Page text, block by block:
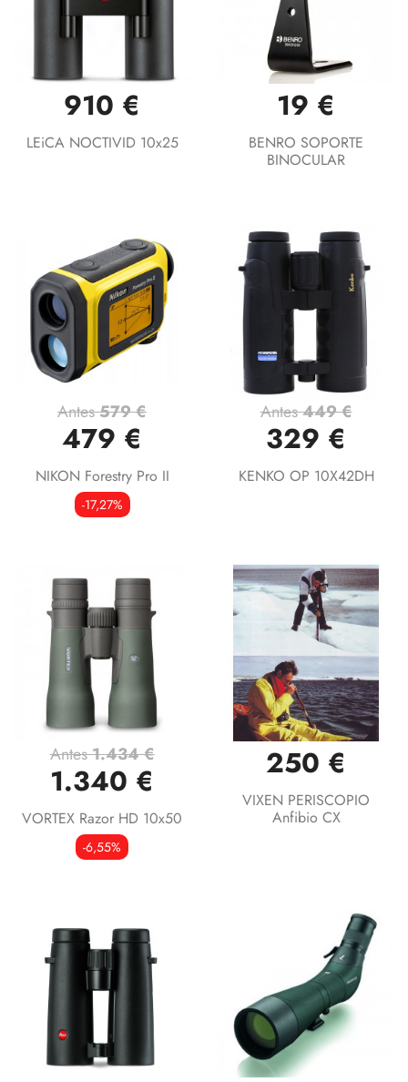
910 €
LEiCA NOCTIVID 10x25
19 €
BENRO SOPORTE
BINOCULAR
Antes579 €
479 €
NIKON Forestry Pro II
-17,27%
Antes449 €
329 €
KENKO OP 10X42DH
Antes1.434 €
1.340 €
VORTEX Razor HD 10x50
-6,55%
250 €
VIXEN PERISCOPIO
Anfibio CX